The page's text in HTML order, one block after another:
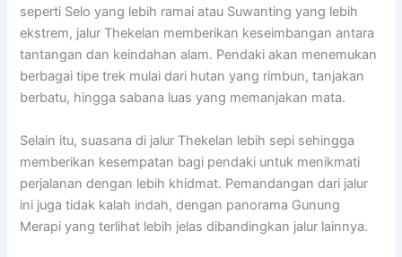
seperti Selo yang lebih ramai atau Suwanting yang lebih
ekstrem, jalur Thekelan memberikan keseimbangan antara
tantangan dan keindahan alam. Pendaki akan menemukan
berbagai tipe trek mulai dari hutan yang rimbun, tanjakan
berbatu, hingga sabana luas yang memanjakan mata.
Selain itu, suasana di jalur Thekelan lebih sepi sehingga
memberikan kesempatan bagi pendaki untuk menikmati
perjalanan dengan lebih khidmat. Pemandangan dari jalur
ini juga tidak kalah indah, dengan panorama Gunung
Merapi yang terlihat lebih jelas dibandingkan jalur lainnya.